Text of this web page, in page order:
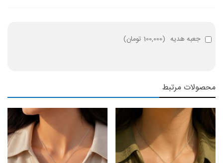
جعبه هدیه (100,000 تومان )
محصولات مرتبط